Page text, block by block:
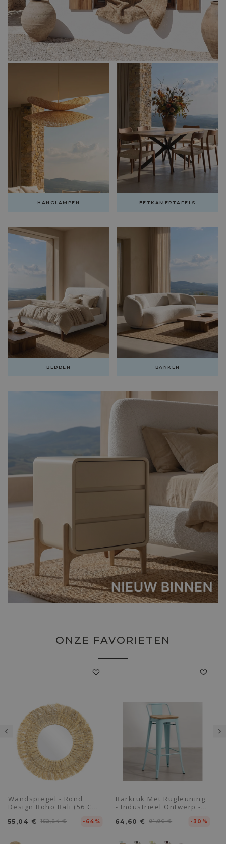
HANGLAMPEN EETKAMERTAFELS
BEDDEN BANKEN
ONZE FAVORIETEN
Wandspiegel - Rond
Design Boho Bali (56 Cm)
55,04 € 152,84 € -64%
Barkruk Met Rugleuning
- Industrieel Ontwerp -
Nieuwe Editie - Stylix
64,60 € 91,90 € -30%